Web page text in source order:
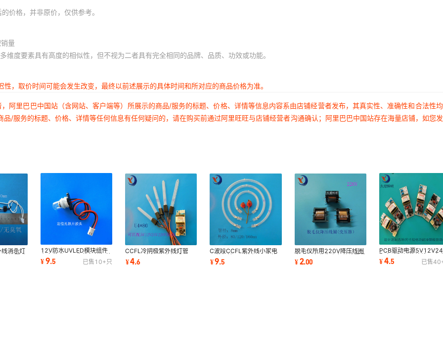
价格，并非原价，仅供参考。
量
度要素具有高度的相似性，但不视为二者具有完全相同的品牌、品质、功效或功能。
，取价时间可能会发生改变，最终以前述展示的具体时间和所对应的商品价格为准。
阿里巴巴中国站（含网站、客户端等）所展示的商品/服务的标题、价格、详情等信息内容系由店铺经营者发布，其真实性、准确性和合法性
/服务的标题、价格、详情等任何信息有任何疑问的，请在购买前通过阿里旺旺与店铺经营者沟通确认；阿里巴巴中国站存在海量店铺，如您
消杀灯
12V防水UVLED模块组件
有定位孔用于化妆包旅行箱
鞋柜紫光灯珠
¥9.5 已售 10+只
CCFL冷阴极紫外线灯管
U4*70臭氧/无臭氧适用于
便携消杀盒UV紫光灯
¥4.6
C波段CCFL紫外线小家电
灭菌灯管环形管径6mm外
径80mm可按要求做
¥9.5
脱毛仪所用220V降压线圈
变压器专业生产各种线圈量
大从优部分现货
¥2.00
PCB驱动电源
配套冷阴极紫外线UV灯
整流器按要求可取样
¥4.5 已售